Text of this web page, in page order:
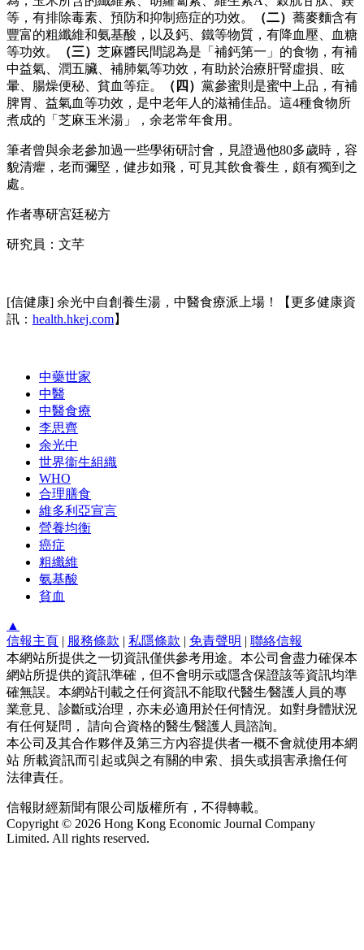
等，有排除毒素、預防和抑制癌症的功效。
（二） 蕎麥麵含有
豐富的粗纖維和氨基酸，以及鈣、鐵等物質，有降血壓、血糖
等功效。
（三） 芝麻醬民間認為是「補鈣第一」的食物，有補
中益氣、潤五臟、補肺氣等功效，有助於治療肝腎虛損、眩
暈、腸燥便秘、貧血等症。
（四） 黨參蜜則是蜜中上品，有補
脾胃、益氣血等功效，是中老年人的滋補佳品。這4種食物所
煮成的「芝麻玉米湯」，余老常年食用。
筆者曾與余老參加過一些學術研討會，見證過他80多歲時，容
貌清癯，老而彌堅，健步如飛，可見其飲食養生，頗有獨到之
處。
作者專研宮廷秘方
研究員：文芊
[信健康] 余光中自創養生湯，中醫食療派上場！【更多健康資
訊： health.hkej.com】
中藥世家
中醫
中醫食療
李思齊
余光中
世界衞生組織
WHO
合理膳食
維多利亞宣言
營養均衡
癌症
粗纖維
氨基酸
貧血
▲
信報主頁 | 服務條款 | 私隱條款 | 免責聲明 | 聯絡信報
本網站所提供之一切資訊僅供參考用途。本公司會盡力確保本
網站所提供的資訊準確，但不會明示或隱含保證該等資訊均準
確無誤。本網站刊載之任何資訊不能取代醫生∕醫護人員的專
業意見、診斷或治理，亦未必適用於任何情況。如對身體狀況
有任何疑問， 請向合資格的醫生∕醫護人員諮詢。
本公司及其合作夥伴及第三方內容提供者一概不會就使用本網
站 所載資訊而引起或與之有關的申索、損失或損害承擔任何
法律責任。
信報財經新聞有限公司版權所有，不得轉載。
Copyright © 2026 Hong Kong Economic Journal Company
Limited. All rights reserved.